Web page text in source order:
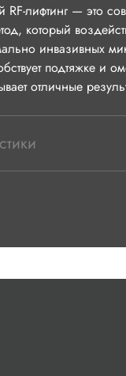
RF-лифтинг — это
который
инвазивных
подтяжке и
отличные